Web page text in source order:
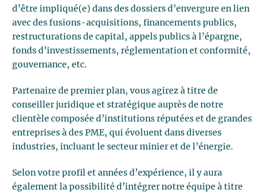
d’être impliqué(e) dans des dossiers d’envergure en lien
avec des fusions-acquisitions, financements publics,
restructurations de capital, appels publics à l’épargne,
fonds d’investissements, réglementation et conformité,
gouvernance, etc.
Partenaire de premier plan, vous agirez à titre de
conseiller juridique et stratégique auprès de notre
clientèle composée d’institutions réputées et de grandes
entreprises à des PME, qui évoluent dans diverses
industries, incluant le secteur minier et de l’énergie.
Selon votre profil et années d’expérience, il y aura
également la possibilité d’intégrer notre équipe à titre